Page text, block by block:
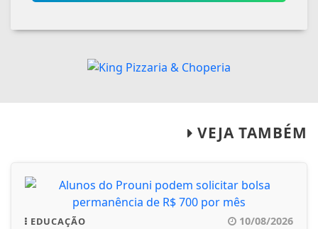
VEJA TAMBÉM
EDUCAÇÃO 10/08/2026